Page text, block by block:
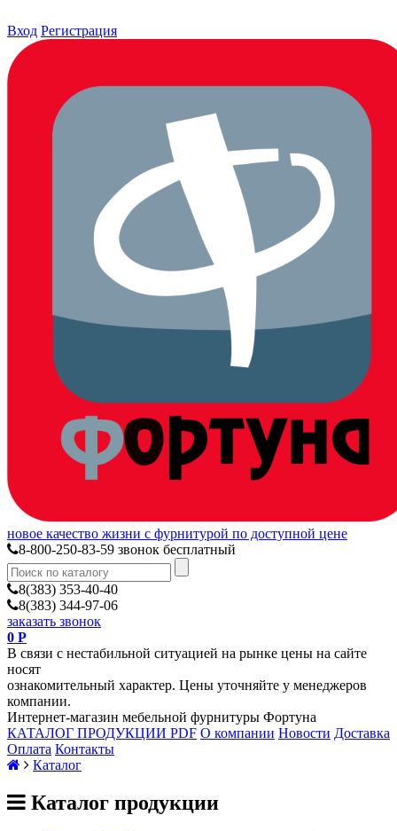
Вход Регистрация
новое качество жизни с фурнитурой по доступной цене
8-800-250-83-59 звонок бесплатный
8(383) 353-40-40
8(383) 344-97-06
заказать звонок
0 Р
В связи с нестабильной ситуацией на рынке цены на сайте
носят
ознакомительный характер. Цены уточняйте у менеджеров
компании.
Интернет-магазин мебельной фурнитуры Фортуна
КАТАЛОГ ПРОДУКЦИИ PDF О компании Новости Доставка
Оплата Контакты
Каталог
Каталог продукции